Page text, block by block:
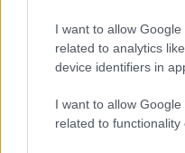
I want to allow
related to analytics
device identifiers in
I want to allow
related to functionality
εφαρμογές
Σύμφωνα με
περίπου 11